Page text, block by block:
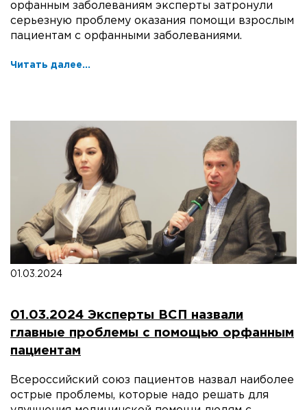
орфанным заболеваниям эксперты затронули
серьезную проблему оказания помощи взрослым
пациентам с орфанными заболеваниями.
Читать далее...
01.03.2024
01.03.2024 Эксперты ВСП назвали
главные проблемы с помощью орфанным
пациентам
Всероссийский союз пациентов назвал наиболее
острые проблемы, которые надо решать для